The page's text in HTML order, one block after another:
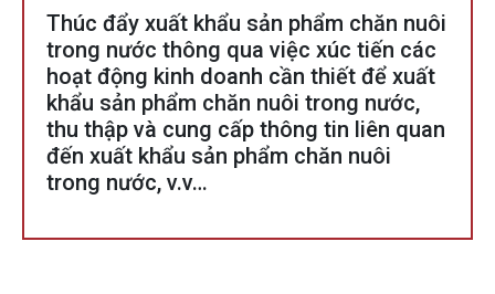
Thúc đẩy xuất khẩu sản phẩm chăn nuôi
trong nước thông qua việc xúc tiến các
hoạt động kinh doanh cần thiết để xuất
khẩu sản phẩm chăn nuôi trong nước,
thu thập và cung cấp thông tin liên quan
đến xuất khẩu sản phẩm chăn nuôi
trong nước, v.v…